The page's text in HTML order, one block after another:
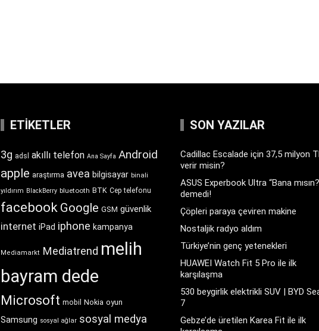
ETIKETLER
3g adsl akıllı telefon Ana Sayfa Android
apple araştırma avea bilgisayar binali
yıldırım BlackBerry bluetooth BTK Cep telefonu
facebook Google GSM güvenlik
internet iPad iphone kampanya
Mediamarkt Mediatrend melih
bayram dede
Microsoft mobil Nokia oyun
Samsung sosyal ağlar sosyal medya
SON YAZILAR
Cadillac Escalade için 37,5 milyon
verir misin?
ASUS Experbook Ultra “Bana
demedi!
Çöpleri paraya çeviren makine
Nostaljik radyo aldım
Türkiye’nin genç yetenekleri
HUAWEI Watch Fit 5 Pro ile ilk
karşılaşma
530 beygirlik elektrikli SUV | BYD
7
Gebze’de üretilen Karea Fit ile ilk